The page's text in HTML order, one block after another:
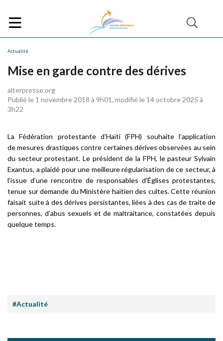
Actualité
Mise en garde contre des dérives
alterpresse.org
Publié le 1 novembre 2018 à 9h01, modifié le 14 octobre 2025 à
3h22
La Fédération protestante d’Haïti (FPH) souhaite l’application
de mesures drastiques contre certaines dérives observées au sein
du secteur protestant. Le président de la FPH, le pasteur Sylvain
Exantus, a plaidé pour une meilleure régularisation de ce secteur, à
l’issue d’une rencontre de responsables d’Églises protestantes,
tenue sur demande du Ministère haïtien des cultes. Cette réunion
faisait suite à des dérives persistantes, liées à des cas de traite de
personnes, d’abus sexuels et de maltraitance, constatées depuis
quelque temps.
#Actualité